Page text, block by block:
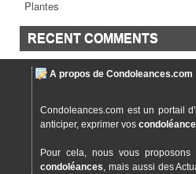
Plantes
RECENT COMMENTS
A propos de Condoleances.com
Condoleances.com est un portail
anticiper, exprimer vos
Pour cela, nous vous
condoléances, mais aussi des